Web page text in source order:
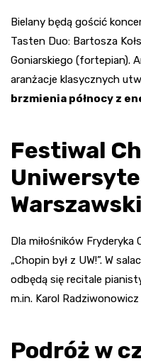
Bielany będą gościć
Tasten Duo: Bartosza
Goniarskiego (fortepian).
aranżacje klasycznych
brzmienia północy z
Festiwal
Dla miłośników
„Chopin był z UW!”. W
odbędą się recitale
m.in. Karol
Podróż w